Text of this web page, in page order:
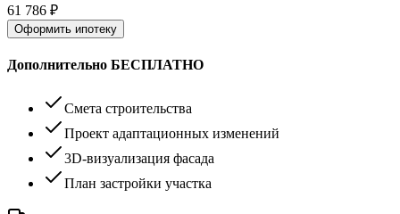
61 786 ₽
Оформить ипотеку
Дополнительно БЕСПЛАТНО
Смета строительства
Проект адаптационных изменений
3D-визуализация фасада
План застройки участка